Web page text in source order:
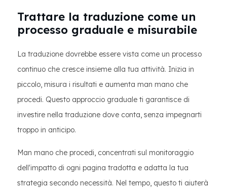
Trattare la traduzione come un
processo graduale e misurabile
La traduzione dovrebbe essere vista come un processo
continuo che cresce insieme alla tua attività. Inizia in
piccolo, misura i risultati e aumenta man mano che
procedi. Questo approccio graduale ti garantisce di
investire nella traduzione dove conta, senza impegnarti
troppo in anticipo.
Man mano che procedi, concentrati sul monitoraggio
dell'impatto di ogni pagina tradotta e adatta la tua
strategia secondo necessità. Nel tempo, questo ti aiuterà